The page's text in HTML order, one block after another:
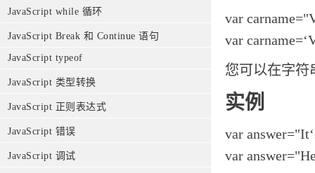
JavaScript while 循环
JavaScript Break 和 Continue 语句
JavaScript typeof
JavaScript 类型转换
JavaScript 正则表达式
JavaScript 错误
JavaScript 调试
var
var
您可以在字符
实例
var
var